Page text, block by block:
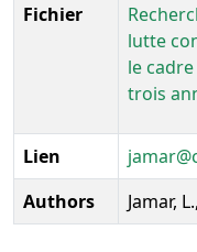
Fichier
lutte
le
trois
Lien
Authors
Jamar,